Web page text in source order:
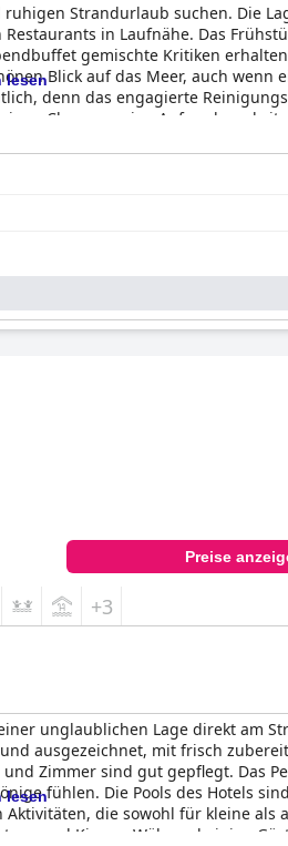
Strandurlaub suchen. Die
in Laufnähe. Das
gemischte Kritiken
Blick auf das Meer, auch wenn
denn das engagierte
Charme, seine Aufmerksamkeit
und einem privaten Pool in
ideal für diejenigen, die
lesen
Preise
+3
unglaublichen Lage direkt am
ausgezeichnet, mit frisch
Zimmer sind gut gepflegt. Das
fühlen. Die Pools des Hotels
die sowohl für kleine als
und Kissen. Während einige
lesen